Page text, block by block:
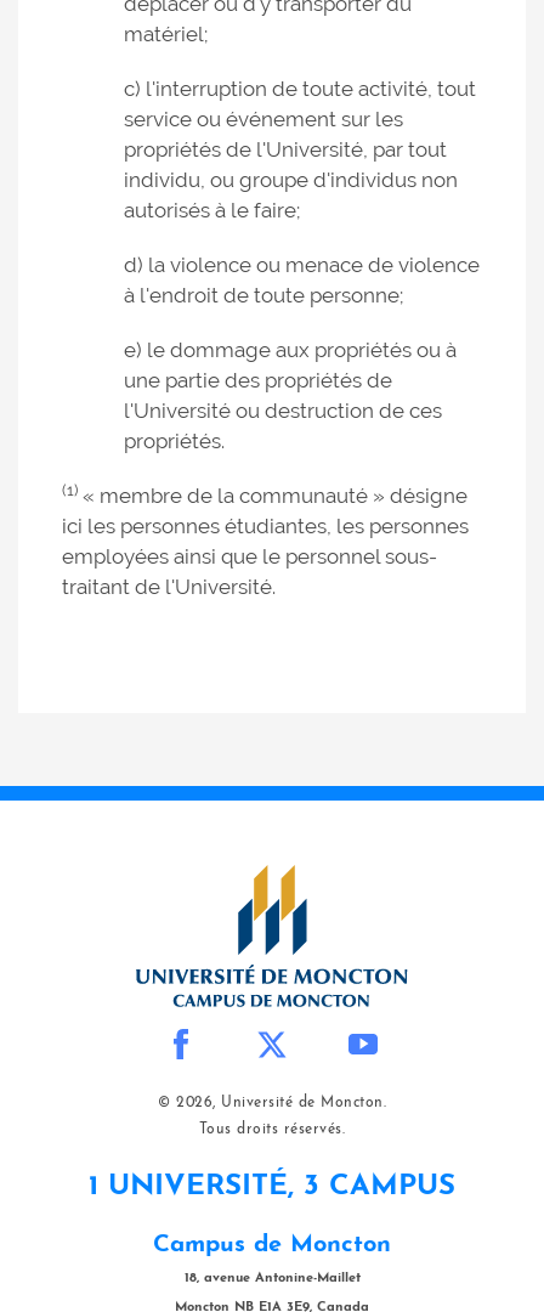
matériel;
c) l'interruption de toute activité, tout
service ou événement sur les
propriétés de l'Université, par tout
individu, ou groupe d'individus non
autorisés à le faire;
d) la violence ou menace de violence
à l'endroit de toute personne;
e) le dommage aux propriétés ou à
une partie des propriétés de
l'Université ou destruction de ces
propriétés.
(1) « membre de la communauté » désigne
ici les personnes étudiantes, les personnes
employées ainsi que le personnel sous-
traitant de l'Université.
© 2026, Université de Moncton.
Tous droits réservés.
1 UNIVERSITÉ, 3 CAMPUS
Campus de Moncton
18, avenue Antonine-Maillet
Moncton NB E1A 3E9, Canada